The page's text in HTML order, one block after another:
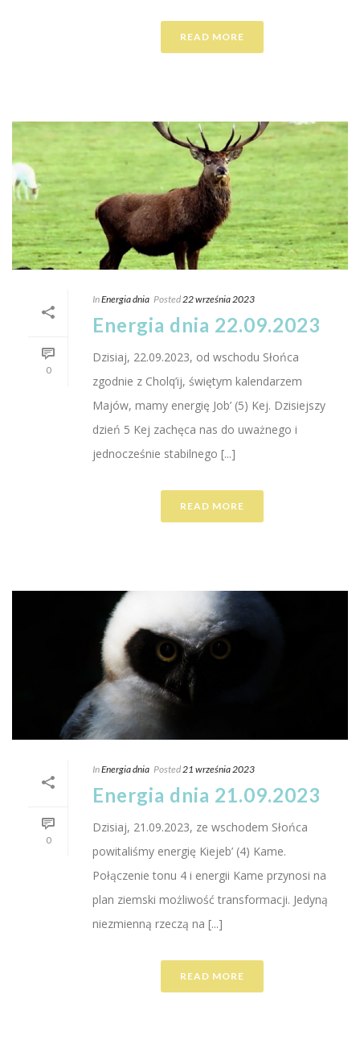
READ MORE
0
InEnergia dnia Posted22 września 2023
Energia dnia 22.09.2023
Dzisiaj, 22.09.2023, od wschodu Słońca
zgodnie z Cholq’ij, świętym kalendarzem
Majów, mamy energię Job’ (5) Kej. Dzisiejszy
dzień 5 Kej zachęca nas do uważnego i
jednocześnie stabilnego [...]
READ MORE
0
InEnergia dnia Posted 21 września 2023
Energia dnia 21.09.2023
Dzisiaj, 21.09.2023, ze wschodem Słońca
powitaliśmy energię Kiejeb’ (4) Kame.
Połączenie tonu 4 i energii Kame przynosi na
plan ziemski możliwość transformacji. Jedyną
niezmienną rzeczą na [...]
READ MORE